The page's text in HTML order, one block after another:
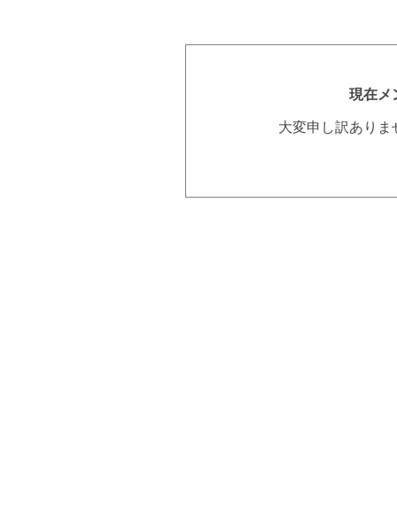
現在メ
大変申し訳あり